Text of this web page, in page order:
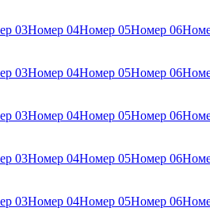
03Номер 04Номер 05Номер 06
03Номер 04Номер 05Номер 06
03Номер 04Номер 05Номер 06
03Номер 04Номер 05Номер 06
03Номер 04Номер 05Номер 06